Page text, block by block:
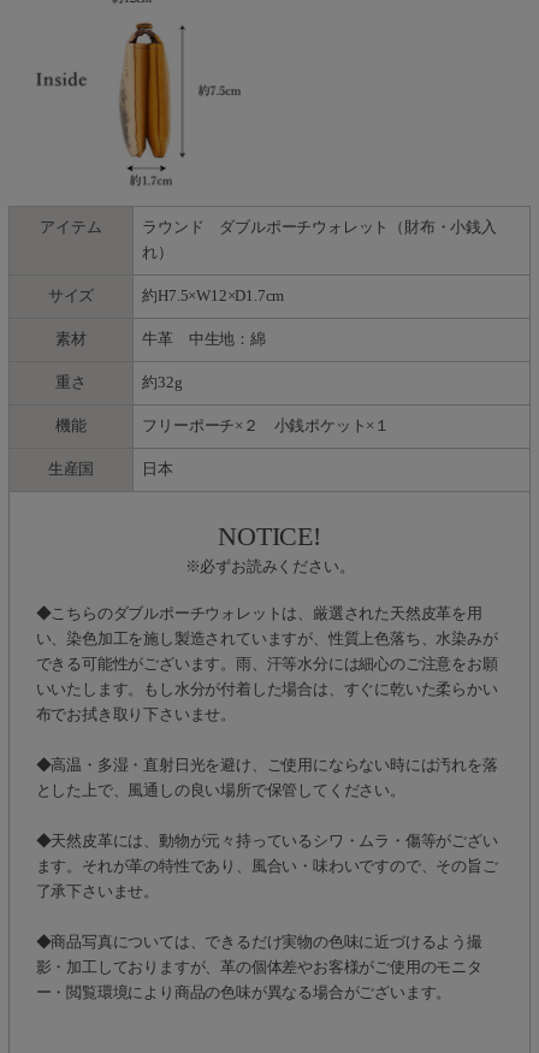
アイテム
ラウンド ダブルポーチウォレット（財布・小銭入
れ）
サイズ 約H7.5×W12×D1.7cm
素材 牛革 中生地：綿
重さ 約32g
機能 フリーポーチ×２ 小銭ポケット×１
生産国 日本
NOTICE!
※必ずお読みください。
◆こちらのダブルポーチウォレットは、厳選された天然皮革を用
い、染色加工を施し製造されていますが、性質上色落ち、水染みが
できる可能性がございます。雨、汗等水分には細心のご注意をお願
いいたします。もし水分が付着した場合は、すぐに乾いた柔らかい
布でお拭き取り下さいませ。
◆高温・多湿・直射日光を避け、ご使用にならない時には汚れを落
とした上で、風通しの良い場所で保管してください。
◆天然皮革には、動物が元々持っているシワ・ムラ・傷等がござい
ます。それが革の特性であり、風合い・味わいですので、その旨ご
了承下さいませ。
◆商品写真については、できるだけ実物の色味に近づけるよう撮
影・加工しておりますが、革の個体差やお客様がご使用のモニタ
ー・閲覧環境により商品の色味が異なる場合がございます。